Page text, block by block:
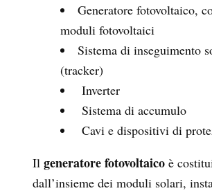
Generatore fotovoltaico,
moduli fotovoltaici
Sistema di inseguimento
(tracker)
Inverter
Sistema di accumulo
Cavi e dispositivi di
Il generatore fotovoltaico è
dall’insieme dei moduli solari,